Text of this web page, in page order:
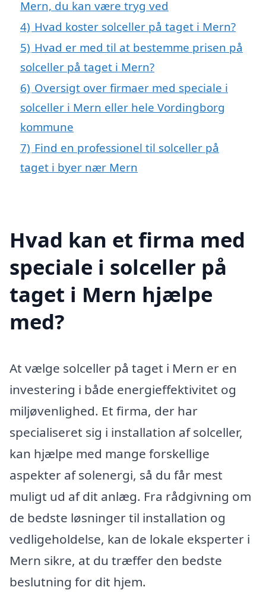
Mern, du kan være tryg ved
4) Hvad koster solceller på taget i Mern?
5) Hvad er med til at bestemme prisen på
solceller på taget i Mern?
6) Oversigt over firmaer med speciale i
solceller i Mern eller hele Vordingborg
kommune
7) Find en professionel til solceller på
taget i byer nær Mern
Hvad kan et firma med
speciale i solceller på
taget i Mern hjælpe
med?
At vælge solceller på taget i Mern er en
investering i både energieffektivitet og
miljøvenlighed. Et firma, der har
specialiseret sig i installation af solceller,
kan hjælpe med mange forskellige
aspekter af solenergi, så du får mest
muligt ud af dit anlæg. Fra rådgivning om
de bedste løsninger til installation og
vedligeholdelse, kan de lokale eksperter i
Mern sikre, at du træffer den bedste
beslutning for dit hjem.